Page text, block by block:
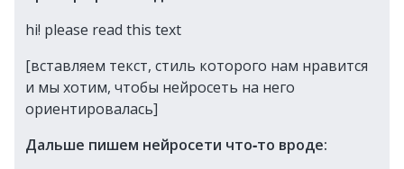
hi! please read this text
[вставляем текст, стиль которого нам нравится
и мы хотим, чтобы нейросеть на него
ориентировалась]
Дальше пишем нейросети что‑то вроде: